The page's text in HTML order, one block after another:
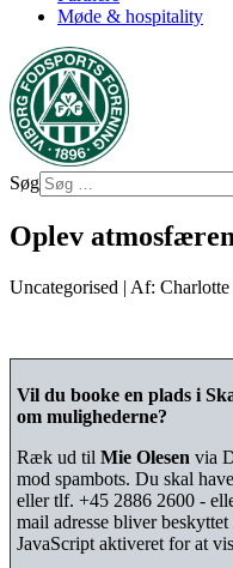
Møde & hospitality
Søg
Oplev
Uncategorised | Af:
Vil du booke en plads i
om mulighederne?
Ræk ud til Mie Olesen via
mod spambots. Du skal
eller tlf. +45 2886 2600 -
mail adresse bliver
JavaScript aktiveret for at